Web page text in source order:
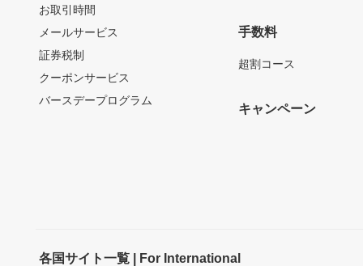
お取引時間
メールサービス
証券税制
クーポンサービス
バースデープログラム
手数料
超割コース
キャンペーン
各国サイト一覧 | For International